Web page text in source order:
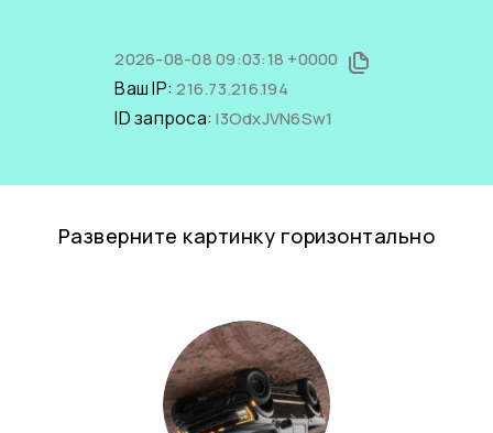
2026-08-08 09:03:18 +0000
Ваш IP:216.73.216.194
ID запроса:I3OdxJVN6Sw1
Разверните картинку горизонтально